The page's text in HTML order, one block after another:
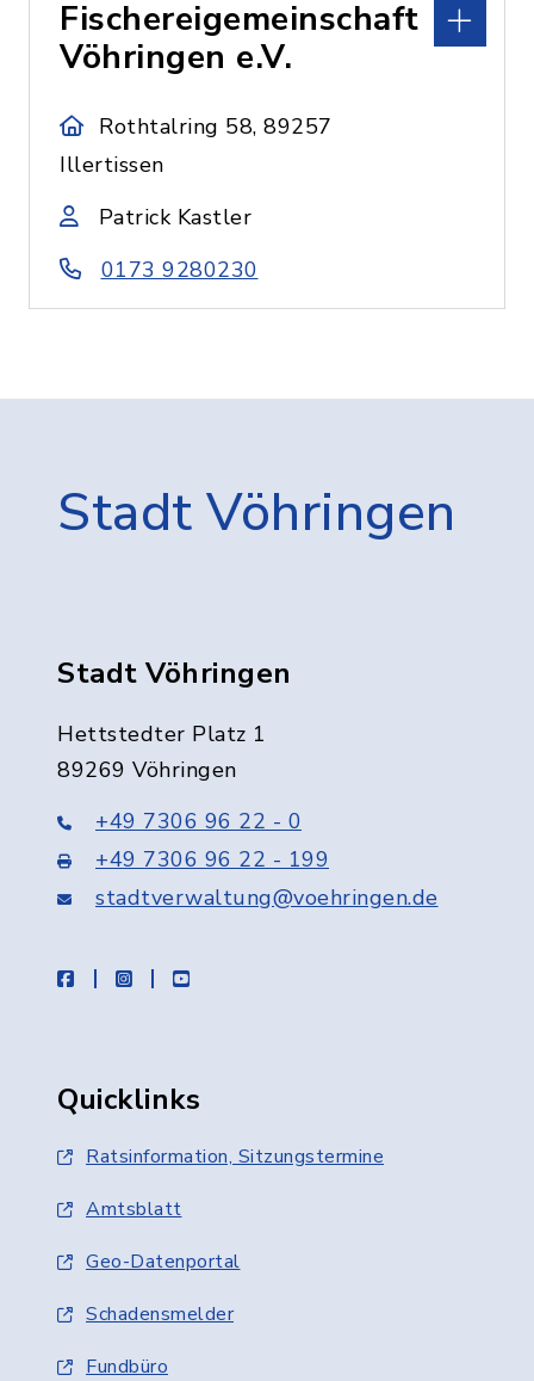
Fischereigemeinschaft
Vöhringen e.V.
Rothtalring 58, 89257
Illertissen
Patrick Kastler
0173 9280230
Stadt Vöhringen
Stadt Vöhringen
Hettstedter Platz 1
89269 Vöhringen
+49 7306 96 22 - 0
+49 7306 96 22 - 199
stadtverwaltung@voehringen.de
facebookinstagramyoutube
Quicklinks
Ratsinformation, Sitzungstermine
Amtsblatt
Geo-Datenportal
Schadensmelder
Fundbüro